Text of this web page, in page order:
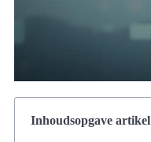
Inhoudsopgave artikel